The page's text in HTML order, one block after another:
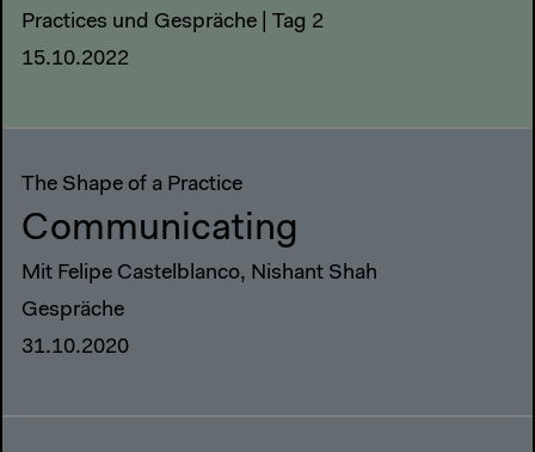
Practices und Gespräche | Tag 2
15.10.2022
The Shape of a Practice
Communicating
Mit Felipe Castelblanco, Nishant Shah
Gespräche
31.10.2020